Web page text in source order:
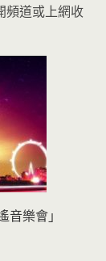
頻道或上網收
樂會」